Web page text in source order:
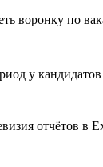
воронку по
у